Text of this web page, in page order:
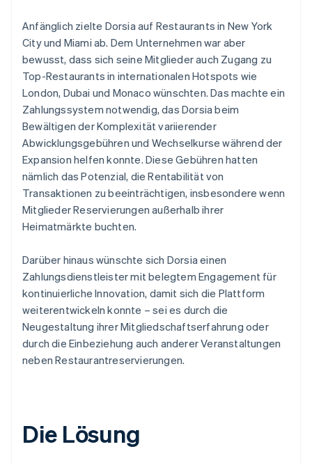
Anfänglich zielte Dorsia auf Restaurants in New York
City und Miami ab. Dem Unternehmen war aber
bewusst, dass sich seine Mitglieder auch Zugang zu
Top-Restaurants in internationalen Hotspots wie
London, Dubai und Monaco wünschten. Das machte ein
Zahlungssystem notwendig, das Dorsia beim
Bewältigen der Komplexität variierender
Abwicklungsgebühren und Wechselkurse während der
Expansion helfen konnte. Diese Gebühren hatten
nämlich das Potenzial, die Rentabilität von
Transaktionen zu beeinträchtigen, insbesondere wenn
Mitglieder Reservierungen außerhalb ihrer
Heimatmärkte buchten.
Darüber hinaus wünschte sich Dorsia einen
Zahlungsdienstleister mit belegtem Engagement für
kontinuierliche Innovation, damit sich die Plattform
weiterentwickeln konnte – sei es durch die
Neugestaltung ihrer Mitgliedschaftserfahrung oder
durch die Einbeziehung auch anderer Veranstaltungen
neben Restaurantreservierungen.
Die Lösung